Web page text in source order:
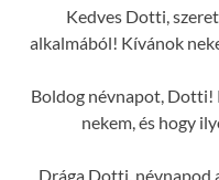
Kedves Dotti,
alkalmából! Kívánok
Boldog névnapot, Dotti!
nekem, és hogy
Drága Dotti, névnapod